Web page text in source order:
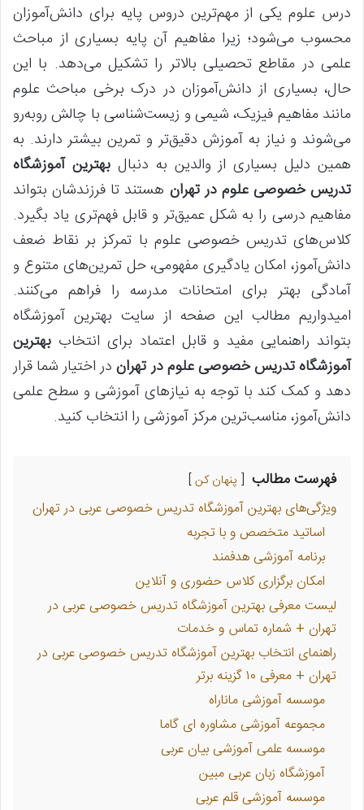
درس علوم یکی از مهم‌ترین دروس پایه برای دانش‌آموزان
محسوب می‌شود؛ زیرا مفاهیم آن پایه بسیاری از مباحث
علمی در مقاطع تحصیلی بالاتر را تشکیل می‌دهد. با این
حال، بسیاری از دانش‌آموزان در درک برخی مباحث علوم
مانند مفاهیم فیزیک، شیمی و زیست‌شناسی با چالش روبه‌رو
می‌شوند و نیاز به آموزش دقیق‌تر و تمرین بیشتر دارند. به
همین دلیل بسیاری از والدین به دنبالبهترین آموزشگاه
تدریس خصوصی علوم در تهران هستند تا فرزندشان بتواند
مفاهیم درسی را به شکل عمیق‌تر و قابل فهم‌تری یاد بگیرد.
کلاس‌های تدریس خصوصی علوم با تمرکز بر نقاط ضعف
دانش‌آموز، امکان یادگیری مفهومی، حل تمرین‌های متنوع و
آمادگی بهتر برای امتحانات مدرسه را فراهم می‌کنند.
امیدواریم مطالب این صفحه از سایت بهترین آموزشگاه
بتواند راهنمایی مفید و قابل اعتماد برای انتخاب بهترین
آموزشگاه تدریس خصوصی علوم در تهراندر اختیار شما قرار
دهد و کمک کند با توجه به نیازهای آموزشی و سطح علمی
دانش‌آموز، مناسب‌ترین مرکز آموزشی را انتخاب کنید.
فهرست مطالب پنهان کن
ویژگی‌های بهترین آموزشگاه تدریس خصوصی عربی در تهران
اساتید متخصص و با تجربه
برنامه آموزشی هدفمند
امکان برگزاری کلاس حضوری و آنلاین
لیست معرفی بهترین آموزشگاه تدریس خصوصی عربی در
تهران + شماره تماس و خدمات
راهنمای انتخاب بهترین آموزشگاه تدریس خصوصی عربی در
تهران + معرفی ۱۰ گزینه برتر
موسسه آموزشی ماناراه
مجموعه آموزشی مشاوره ای گاما
موسسه علمی آموزشی بیان عربی
آموزشگاه زبان عربی مبین
موسسه آموزشی قلم عربی